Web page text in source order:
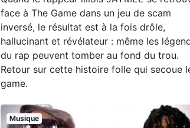
face à The Game dans un jeu de scam
inversé, le résultat est à la fois drôle,
hallucinant et révélateur : même les
du rap peuvent tomber au fond du trou.
Retour sur cette histoire folle qui secoue
game.
Musique